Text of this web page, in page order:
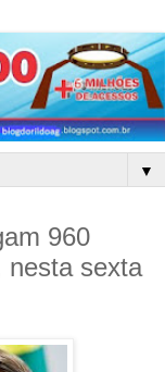
▼
960
nesta sexta